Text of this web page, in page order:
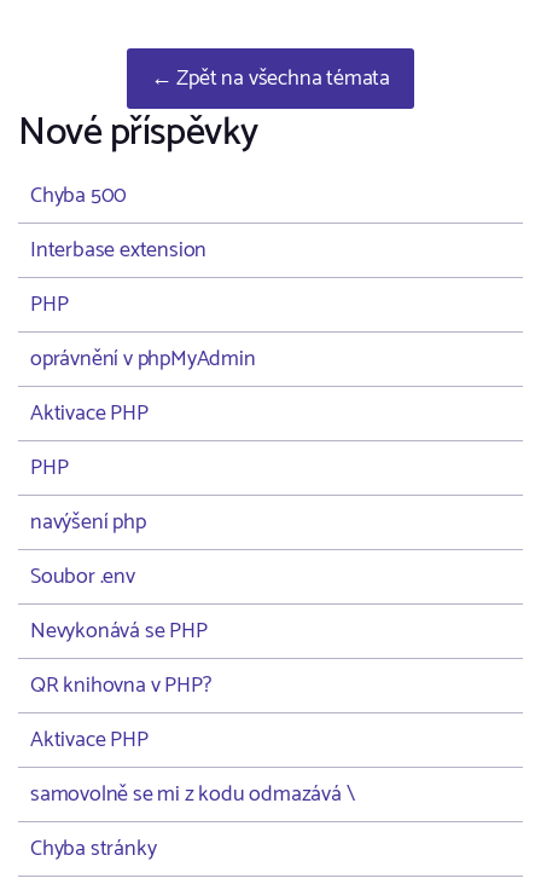
← Zpět na všechna témata
Nové příspěvky
Chyba 500
Interbase extension
PHP
oprávnění v phpMyAdmin
Aktivace PHP
PHP
navýšení php
Soubor .env
Nevykonává se PHP
QR knihovna v PHP?
Aktivace PHP
samovolně se mi z kodu odmazává \
Chyba stránky